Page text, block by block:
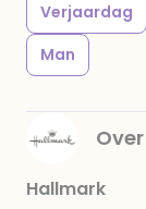
Verjaardag
Man
Hallmark